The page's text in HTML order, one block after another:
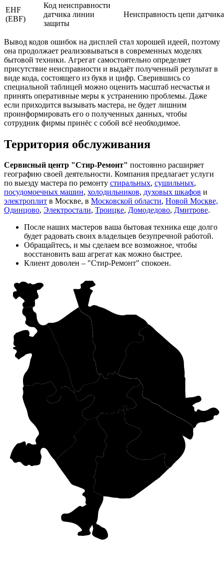
EHF
(EBF)
Код неисправности
датчика линии
защиты
Неисправность цепи
Вывод кодов ошибок на дисплей стал хорошей идеей, поэтому
она продолжает реализовываться в современных моделях
бытовой техники. Агрегат самостоятельно определяет
присутствие неисправности и выдаёт полученный результат в
виде кода, состоящего из букв и цифр. Сверившись со
специальной таблицей можно оценить масштаб несчастья и
принять оперативные меры к устранению проблемы. Даже
если приходится вызывать мастера, не будет лишним
проинформировать его о полученных данных, чтобы
сотрудник фирмы принёс с собой всё необходимое.
Территория обслуживания
Сервисный центр "Стир-Ремонт" постоянно расширяет
географию своей деятельности. Компания предлагает услуги
по выезду мастера по ремонту стиральных, сушильных,
посудомоечных машин, холодильников, духовых шкафов и
электроплит в Москве, в Московской области, Новой Москве,
Одинцово, Электростали, Троицке, Домодедово, Дмитрове.
После наших мастеров ваша бытовая техника еще долго
будет радовать своих владельцев безупречной работой.
Обращайтесь, и мы сделаем все возможное, чтобы
восстановить ваш агрегат как можно быстрее.
Клиент доволен – "Стир-Ремонт" спокоен.